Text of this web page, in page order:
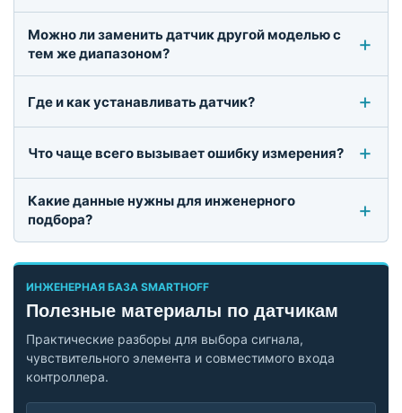
Можно ли заменить датчик другой моделью с
тем же диапазоном?
Где и как устанавливать датчик?
Что чаще всего вызывает ошибку измерения?
Какие данные нужны для инженерного
подбора?
ИНЖЕНЕРНАЯ БАЗА SMARTHOFF
Полезные материалы по датчикам
Практические разборы для выбора сигнала,
чувствительного элемента и совместимого входа
контроллера.